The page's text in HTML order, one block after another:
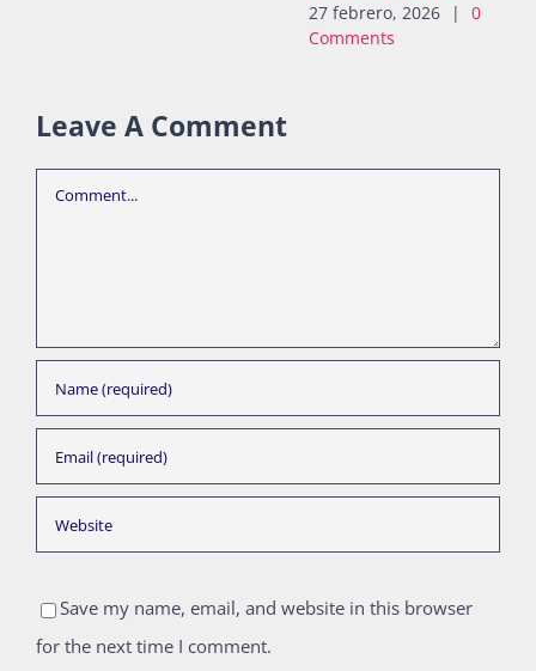
27 febrero, 2026 |
0
Comments
Leave A Comment
Comment
Save my name, email, and website in this browser
for the next time I comment.